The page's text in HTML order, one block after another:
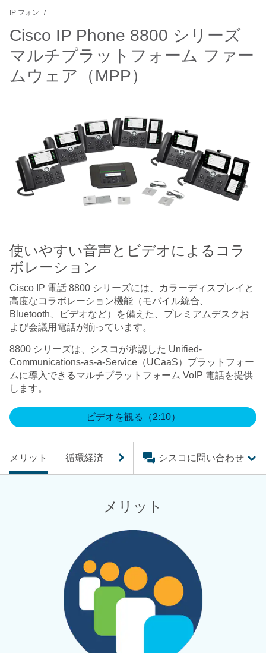
IP フォン
Cisco IP Phone 8800 シリーズ
マルチプラットフォーム ファー
ムウェア（MPP）
使いやすい音声とビデオによるコラ
ボレーション
Cisco IP 電話 8800 シリーズには、カラーディスプレイと
高度なコラボレーション機能（モバイル統合、
Bluetooth、ビデオなど）を備えた、プレミアムデスクお
よび会議用電話が揃っています。
8800 シリーズは、シスコが承認した Unified-
Communications-as-a-Service（UCaaS）プラットフォー
ムに導入できるマルチプラットフォーム VoIP 電話を提供
します。
ビデオを観る（2:10）
メリット 循環経済 モデル比較 特集 サービス
シスコに問い合わせ
メリット